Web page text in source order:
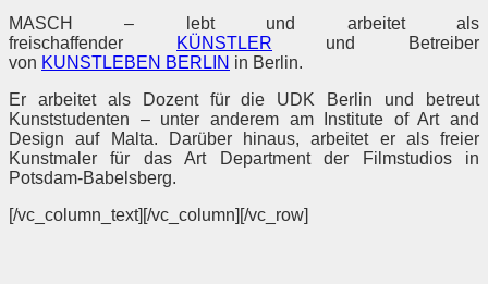
MASCH – lebt und arbeitet als
freischaffender
KÜNSTLER und Betreiber
von KUNSTLEBEN BERLIN in Berlin.
Er arbeitet als Dozent für die UDK Berlin und betreut
Kunststudenten – unter anderem am Institute of Art and
Design auf Malta. Darüber hinaus, arbeitet er als freier
Kunstmaler für das Art Department der Filmstudios in
Potsdam-Babelsberg.
[/vc_column_text][/vc_column][/vc_row]